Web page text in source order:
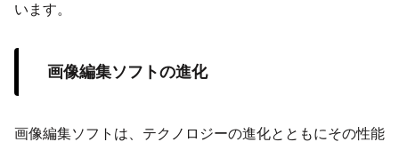
います。
画像編集ソフトの進化
画像編集ソフトは、テクノロジーの進化とともにその性能